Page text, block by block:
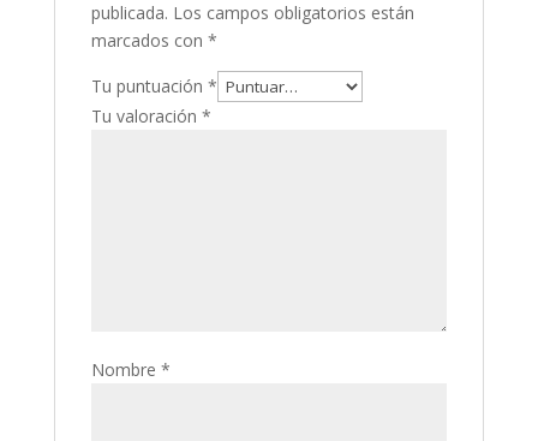
publicada. Los campos obligatorios están
marcados con *
Tu puntuación *
Tu valoración *
Nombre *